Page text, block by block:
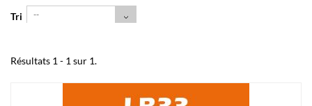
Tri --
Résultats 1 - 1 sur 1.